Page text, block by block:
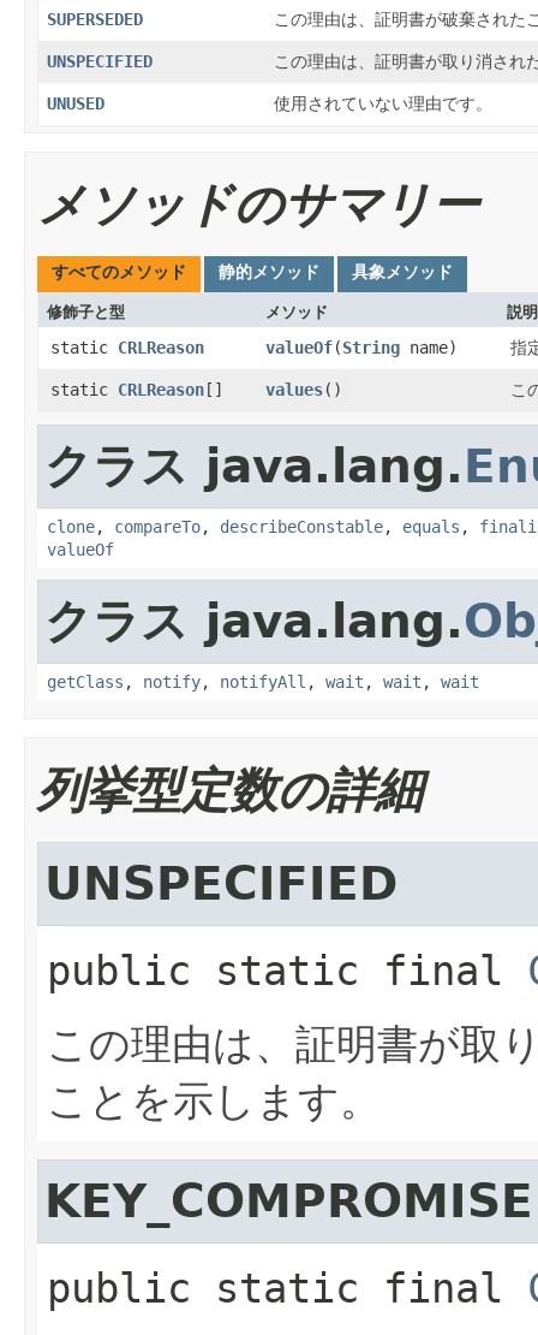
SUPERSEDED この理由は、証明書が破棄された
UNSPECIFIED この理由は、証明書が取り消され
UNUSED 使用されていない理由です。
メソッドのサマリー
すべてのメソッド 静的メソッド 具象メソッド
修飾子と型 メソッド 説明
static CRLReason valueOf​(String name) 指
static CRLReason[] values() こ
クラス java.lang.
clone, compareTo, describeConstable, equals ,
valueOf
クラス java.lang.
getClass , notify, notifyAll , wait , wait , wait
列挙型定数の詳細
UNSPECIFIED
public static final
この理由は、証明書が取
ことを示します。
KEY_COMPROMISE
public static final